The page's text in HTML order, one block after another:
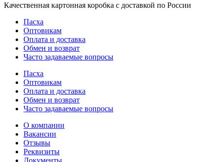
Качественная картонная коробка с доставкой по России
Пасха
Оптовикам
Оплата и доставка
Обмен и возврат
Часто задаваемые вопросы
Пасха
Оптовикам
Оплата и доставка
Обмен и возврат
Часто задаваемые вопросы
О компании
Вакансии
Отзывы
Реквизиты
Документы